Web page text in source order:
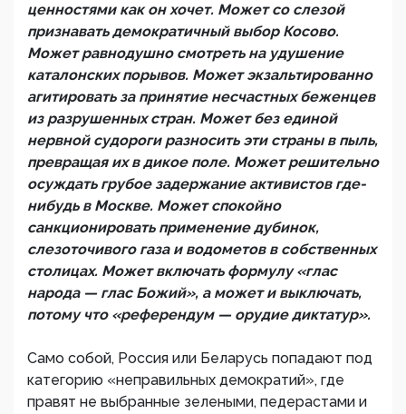
ценностями как он хочет. Может со слезой
признавать демократичный выбор Косово.
Может равнодушно смотреть на удушение
каталонских порывов. Может экзальтированно
агитировать за принятие несчастных беженцев
из разрушенных стран. Может без единой
нервной судороги разносить эти страны в пыль,
превращая их в дикое поле. Может решительно
осуждать грубое задержание активистов где-
нибудь в Москве. Может спокойно
санкционировать применение дубинок,
слезоточивого газа и водометов в собственных
столицах. Может включать формулу «глас
народа — глас Божий», а может и выключать,
потому что «референдум — орудие диктатур».
Само собой, Россия или Беларусь попадают под
категорию «неправильных демократий», где
правят не выбранные зелеными, педерастами и